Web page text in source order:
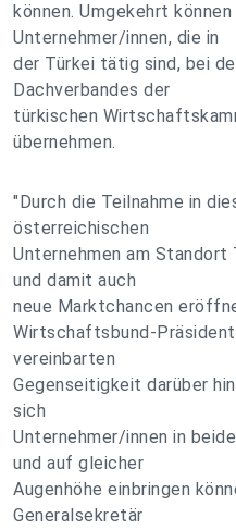
können. Umgekehrt
Unternehmer/innen, die in
der Türkei tätig sind, bei
Dachverbandes der
türkischen
übernehmen.
"Durch die Teilnahme in
österreichischen
Unternehmen am
und damit auch
neue Marktchancen
Wirtschaftsbund-
vereinbarten
Gegenseitigkeit darüber
sich
Unternehmer/innen in
und auf gleicher
Augenhöhe einbringen
Generalsekretär